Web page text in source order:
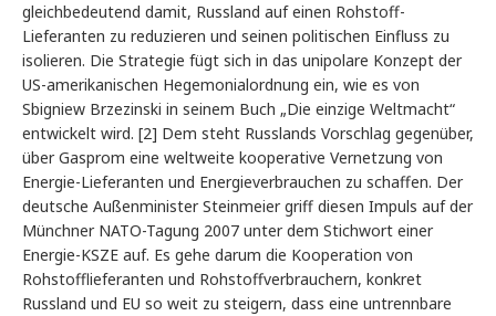
gleichbedeutend damit, Russland auf einen Rohstoff-
Lieferanten zu reduzieren und seinen politischen Einfluss zu
isolieren. Die Strategie fügt sich in das unipolare Konzept der
US-amerikanischen Hegemonialordnung ein, wie es von
Sbigniew Brzezinski in seinem Buch „Die einzige Weltmacht“
entwickelt wird. [2] Dem steht Russlands Vorschlag gegenüber,
über Gasprom eine weltweite kooperative Vernetzung von
Energie-Lieferanten und Energieverbrauchen zu schaffen. Der
deutsche Außenminister Steinmeier griff diesen Impuls auf der
Münchner NATO-Tagung 2007 unter dem Stichwort einer
Energie-KSZE auf. Es gehe darum die Kooperation von
Rohstofflieferanten und Rohstoffverbrauchern, konkret
Russland und EU so weit zu steigern, dass eine untrennbare